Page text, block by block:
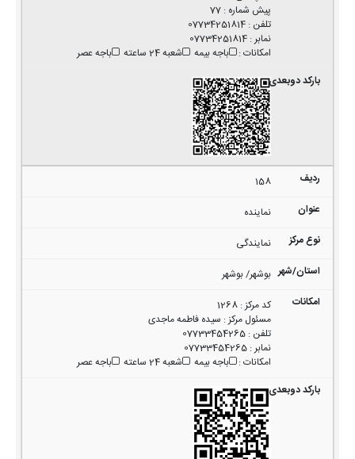
پیش شماره :
77
تلفن :
07734251814
نمابر:
07734251814
امکانات: باجه بیمه شعبه 24 ساعته باجه عصر
158
نماینده
نمایندگی
بوشهر/ بوشهر
کد مرکز:
1268
مسئول مرکز: سیده فاطمه ماجدی
تلفن :
07733454265
نمابر:
07733454265
امکانات: باجه بیمه شعبه 24 ساعته باجه عصر